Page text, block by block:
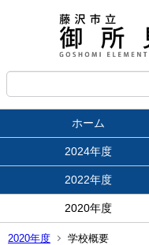
ホーム
2024年度
2022年度
2020年度
2020年度 学校概要